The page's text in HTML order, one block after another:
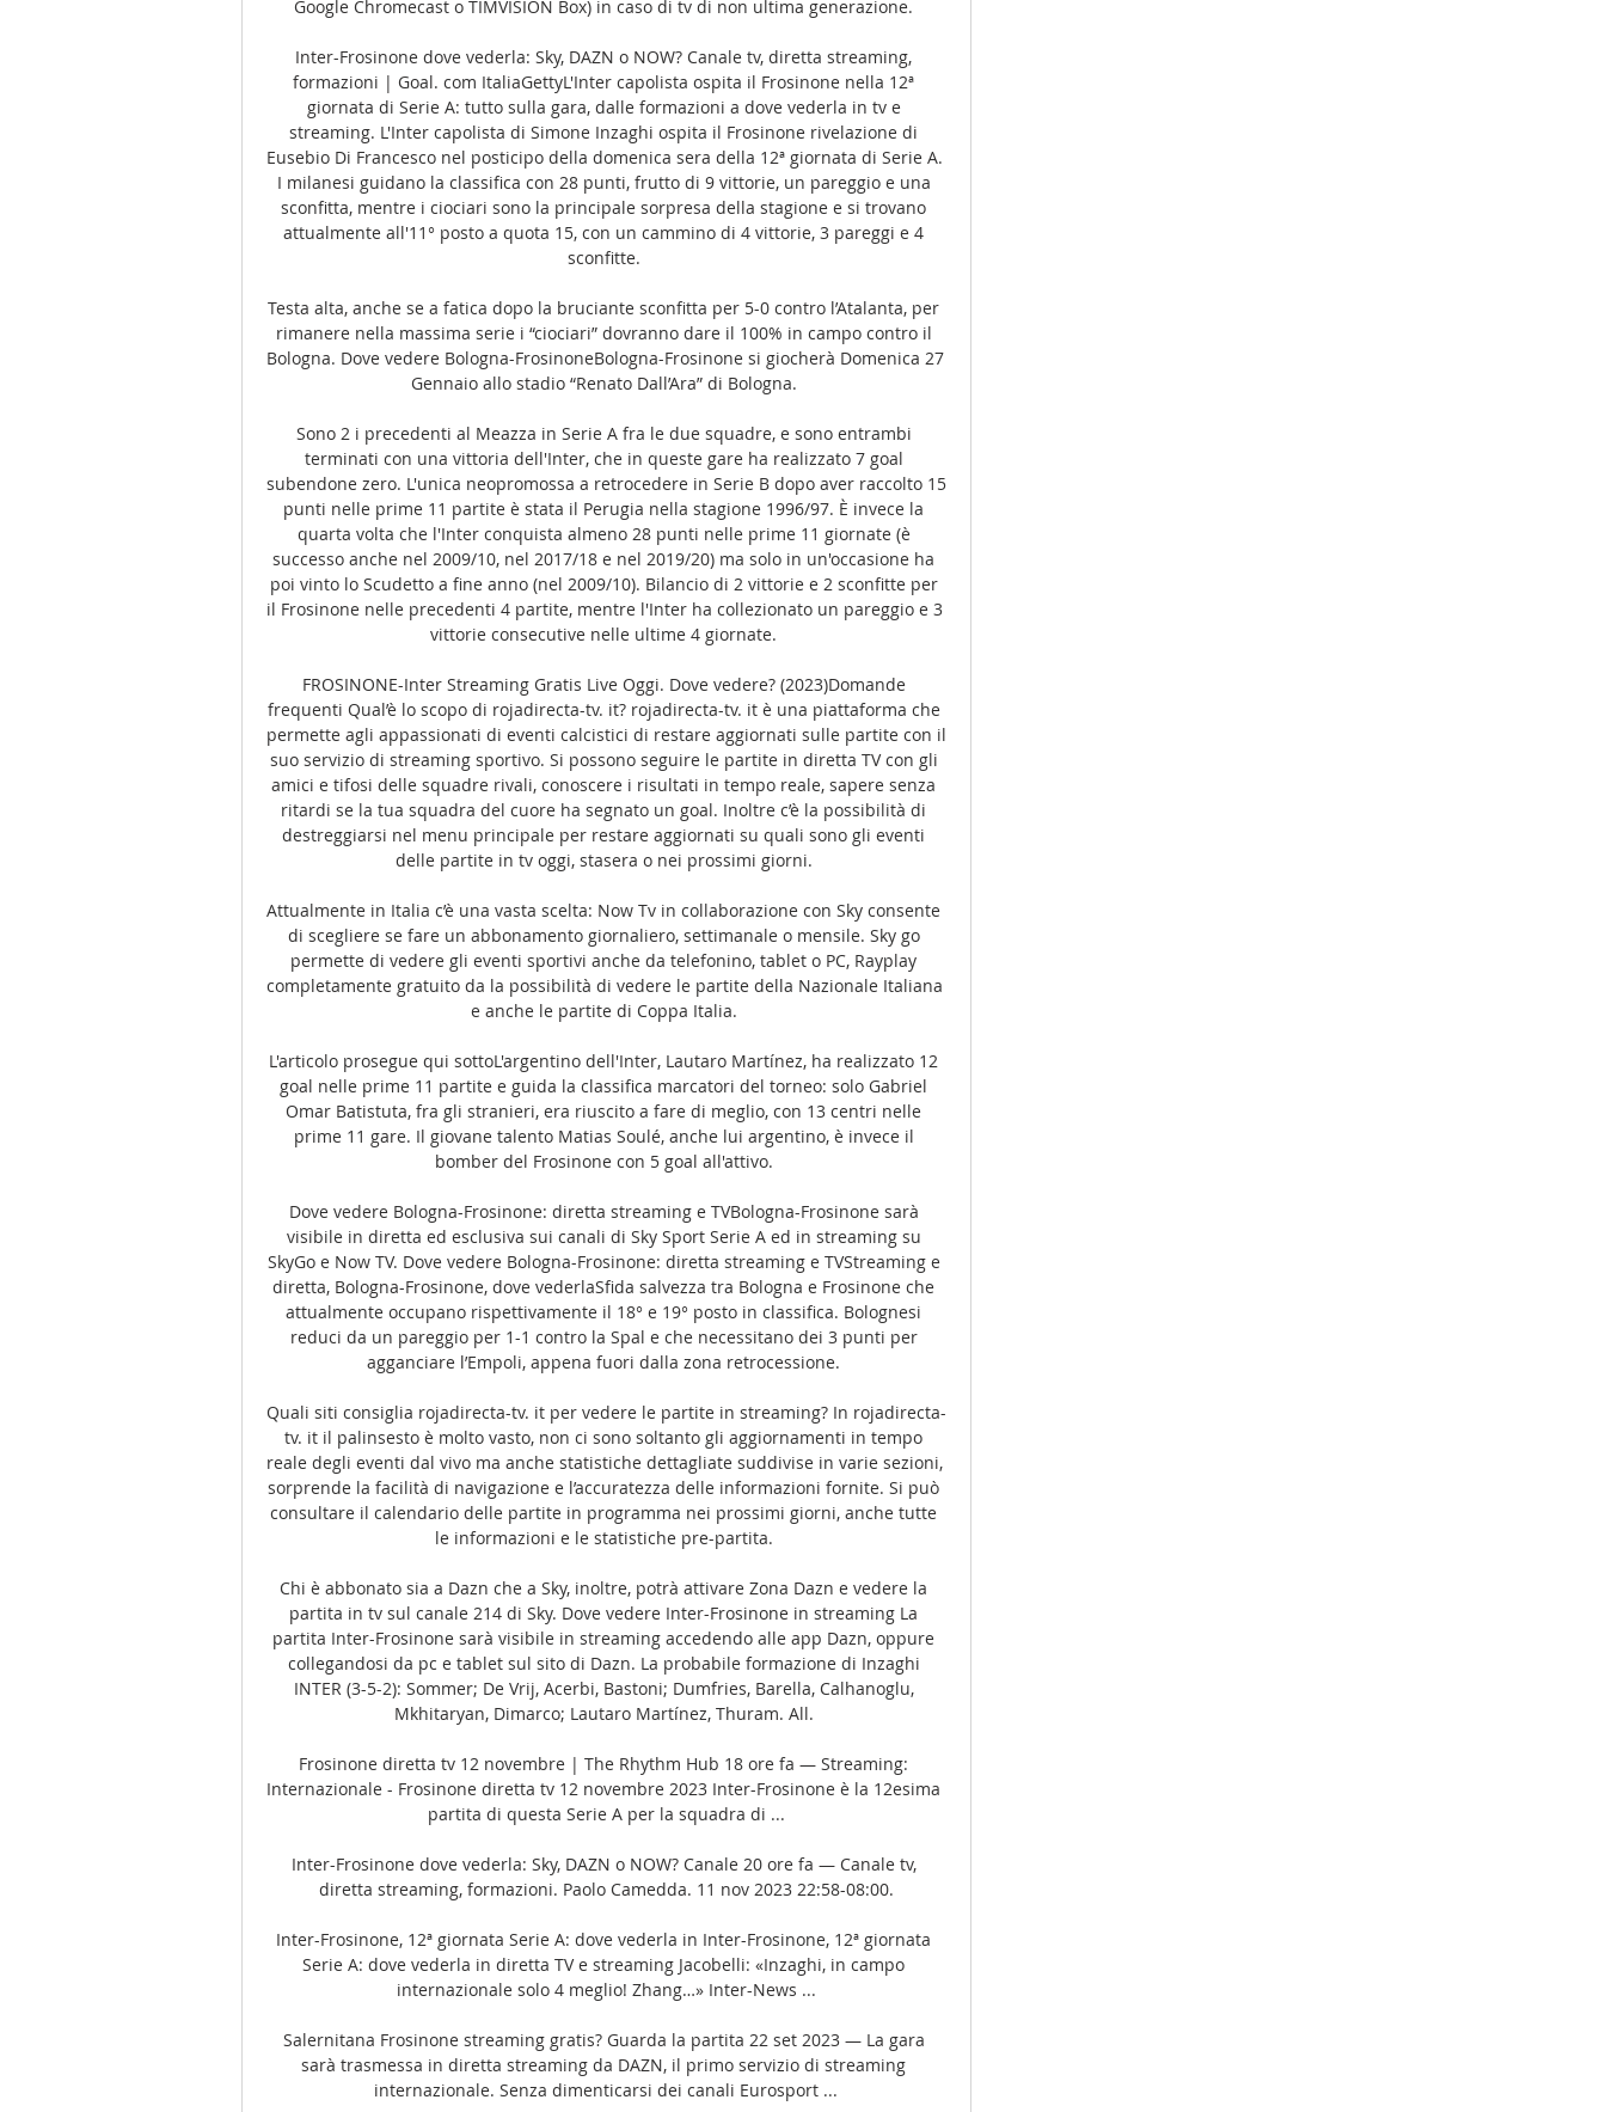
Google Chromecast o TIMVISION Box) in caso di tv di non ultima generazione.
Inter-Frosinone dove vederla: Sky, DAZN o NOW? Canale tv, diretta streaming,
formazioni | Goal. com ItaliaGettyL'Inter capolista ospita il Frosinone nella 12ª
giornata di Serie A: tutto sulla gara, dalle formazioni a dove vederla in tv e
streaming. L'Inter capolista di Simone Inzaghi ospita il Frosinone rivelazione di
Eusebio Di Francesco nel posticipo della domenica sera della 12ª giornata di Serie A.
I milanesi guidano la classifica con 28 punti, frutto di 9 vittorie, un pareggio e una
sconfitta, mentre i ciociari sono la principale sorpresa della stagione e si trovano
attualmente all'11° posto a quota 15, con un cammino di 4 vittorie, 3 pareggi e 4
sconfitte.
Testa alta, anche se a fatica dopo la bruciante sconfitta per 5-0 contro l’Atalanta, per
rimanere nella massima serie i “ciociari” dovranno dare il 100% in campo contro il
Bologna. Dove vedere Bologna-FrosinoneBologna-Frosinone si giocherà Domenica 27
Gennaio allo stadio “Renato Dall’Ara” di Bologna.
Sono 2 i precedenti al Meazza in Serie A fra le due squadre, e sono entrambi
terminati con una vittoria dell'Inter, che in queste gare ha realizzato 7 goal
subendone zero. L'unica neopromossa a retrocedere in Serie B dopo aver raccolto 15
punti nelle prime 11 partite è stata il Perugia nella stagione 1996/97. È invece la
quarta volta che l'Inter conquista almeno 28 punti nelle prime 11 giornate (è
successo anche nel 2009/10, nel 2017/18 e nel 2019/20) ma solo in un'occasione ha
poi vinto lo Scudetto a fine anno (nel 2009/10). Bilancio di 2 vittorie e 2 sconfitte per
il Frosinone nelle precedenti 4 partite, mentre l'Inter ha collezionato un pareggio e 3
vittorie consecutive nelle ultime 4 giornate.
FROSINONE-Inter Streaming Gratis Live Oggi. Dove vedere? (2023)Domande
frequenti Qual’è lo scopo di rojadirecta-tv. it? rojadirecta-tv. it è una piattaforma che
permette agli appassionati di eventi calcistici di restare aggiornati sulle partite con il
suo servizio di streaming sportivo. Si possono seguire le partite in diretta TV con gli
amici e tifosi delle squadre rivali, conoscere i risultati in tempo reale, sapere senza
ritardi se la tua squadra del cuore ha segnato un goal. Inoltre c’è la possibilità di
destreggiarsi nel menu principale per restare aggiornati su quali sono gli eventi
delle partite in tv oggi, stasera o nei prossimi giorni.
Attualmente in Italia c’è una vasta scelta: Now Tv in collaborazione con Sky consente
di scegliere se fare un abbonamento giornaliero, settimanale o mensile. Sky go
permette di vedere gli eventi sportivi anche da telefonino, tablet o PC, Rayplay
completamente gratuito da la possibilità di vedere le partite della Nazionale Italiana
e anche le partite di Coppa Italia.
L'articolo prosegue qui sottoL'argentino dell'Inter, Lautaro Martínez, ha realizzato 12
goal nelle prime 11 partite e guida la classifica marcatori del torneo: solo Gabriel
Omar Batistuta, fra gli stranieri, era riuscito a fare di meglio, con 13 centri nelle
prime 11 gare. Il giovane talento Matias Soulé, anche lui argentino, è invece il
bomber del Frosinone con 5 goal all'attivo.
Dove vedere Bologna-Frosinone: diretta streaming e TVBologna-Frosinone sarà
visibile in diretta ed esclusiva sui canali di Sky Sport Serie A ed in streaming su
SkyGo e Now TV. Dove vedere Bologna-Frosinone: diretta streaming e TVStreaming e
diretta, Bologna-Frosinone, dove vederlaSfida salvezza tra Bologna e Frosinone che
attualmente occupano rispettivamente il 18° e 19° posto in classifica. Bolognesi
reduci da un pareggio per 1-1 contro la Spal e che necessitano dei 3 punti per
agganciare l’Empoli, appena fuori dalla zona retrocessione.
Quali siti consiglia rojadirecta-tv. it per vedere le partite in streaming? In rojadirecta-
tv. it il palinsesto è molto vasto, non ci sono soltanto gli aggiornamenti in tempo
reale degli eventi dal vivo ma anche statistiche dettagliate suddivise in varie sezioni,
sorprende la facilità di navigazione e l’accuratezza delle informazioni fornite. Si può
consultare il calendario delle partite in programma nei prossimi giorni, anche tutte
le informazioni e le statistiche pre-partita.
Chi è abbonato sia a Dazn che a Sky, inoltre, potrà attivare Zona Dazn e vedere la
partita in tv sul canale 214 di Sky. Dove vedere Inter-Frosinone in streaming La
partita Inter-Frosinone sarà visibile in streaming accedendo alle app Dazn, oppure
collegandosi da pc e tablet sul sito di Dazn. La probabile formazione di Inzaghi
INTER (3-5-2): Sommer; De Vrij, Acerbi, Bastoni; Dumfries, Barella, Calhanoglu,
Mkhitaryan, Dimarco; Lautaro Martínez, Thuram. All.
Frosinone diretta tv 12 novembre | The Rhythm Hub 18 ore fa — Streaming:
Internazionale - Frosinone diretta tv 12 novembre 2023 Inter-Frosinone è la 12esima
partita di questa Serie A per la squadra di ...
Inter-Frosinone dove vederla: Sky, DAZN o NOW? Canale 20 ore fa — Canale tv,
diretta streaming, formazioni. Paolo Camedda. 11 nov 2023 22:58-08:00.
Inter-Frosinone, 12ª giornata Serie A: dove vederla in Inter-Frosinone, 12ª giornata
Serie A: dove vederla in diretta TV e streaming Jacobelli: «Inzaghi, in campo
internazionale solo 4 meglio! Zhang…» Inter-News ...
Salernitana Frosinone streaming gratis? Guarda la partita 22 set 2023 — La gara
sarà trasmessa in diretta streaming da DAZN, il primo servizio di streaming
internazionale. Senza dimenticarsi dei canali Eurosport ...